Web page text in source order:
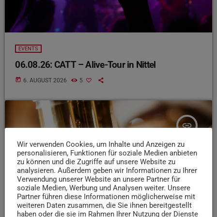
EVENTS
06.08.26: CATT – Alive-Tour in Nittel
today 6. AUGUST 2026 5
insert_link
Wir verwenden Cookies, um Inhalte und Anzeigen zu
personalisieren, Funktionen für soziale Medien anbieten
zu können und die Zugriffe auf unsere Website zu
analysieren. Außerdem geben wir Informationen zu Ihrer
Verwendung unserer Website an unsere Partner für
soziale Medien, Werbung und Analysen weiter. Unsere
Partner führen diese Informationen möglicherweise mit
weiteren Daten zusammen, die Sie ihnen bereitgestellt
haben oder die sie im Rahmen Ihrer Nutzung der Dienste